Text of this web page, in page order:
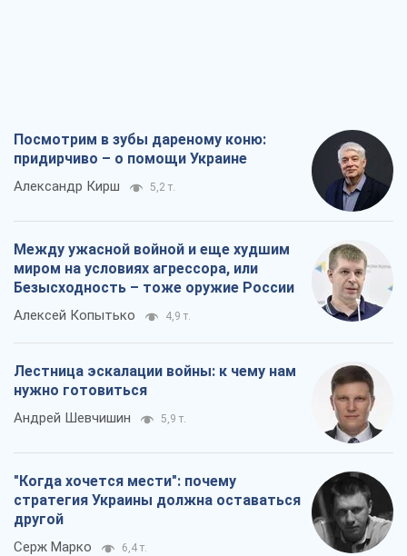
Посмотрим в зубы дареному коню:
придирчиво – о помощи Украине
Александр Кирш 5,2 т.
Между ужасной войной и еще худшим
миром на условиях агрессора, или
Безысходность – тоже оружие России
Алексей Копытько 4,9 т.
Лестница эскалации войны: к чему нам
нужно готовиться
Андрей Шевчишин 5,9 т.
"Когда хочется мести": почему
стратегия Украины должна оставаться
другой
Серж Марко 6,4 т.